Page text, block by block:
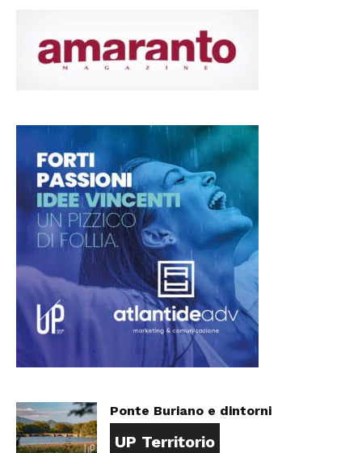
Ponte Buriano e dintorni
UP Territorio